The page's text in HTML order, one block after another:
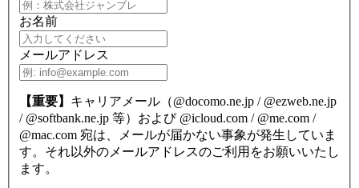
お名前
メールアドレス
【重要】 キャリアメール（@docomo.ne.jp / @ezweb.ne.jp
/ @softbank.ne.jp 等）および @icloud.com / @me.com /
@mac.com 宛は、メールが届かない事象が発生していま
す。それ以外のメールアドレスのご利用をお願いいたし
ます。